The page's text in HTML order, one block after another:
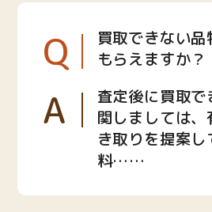
Q
買取できない
もらえますか？
A
査定後に買取
関しましては、
き取りを提案し
料……